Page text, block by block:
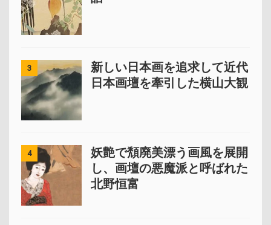
3
新しい日本画を追求して近代
日本画壇を牽引した横山大観
4
妖艶で頽廃美漂う画風を展開
し、画壇の悪魔派と呼ばれた
北野恒富